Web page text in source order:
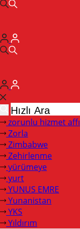
zorunlu hizmet affı
Zorla
Zimbabwe
Zehirlenme
yürümeye
yurt
YUNUS EMRE
Yunanistan
YKS
Yıldırım